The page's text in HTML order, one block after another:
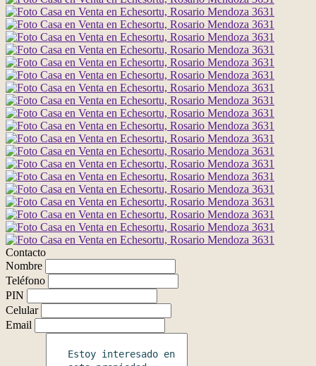
Contacto
Nombre
Teléfono
PIN
Celular
Email